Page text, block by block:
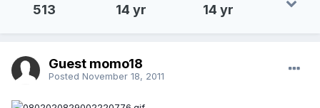
513 14 yr 14 yr
Guest momo18
Posted November 18, 2011